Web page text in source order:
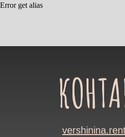
Error get alias